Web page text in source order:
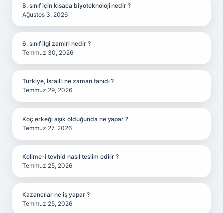
8. sınıf için kısaca biyoteknoloji nedir ?
Ağustos 3, 2026
6. sınıf ilgi zamiri nedir ?
Temmuz 30, 2026
Türkiye, İsrail’i ne zaman tanıdı ?
Temmuz 29, 2026
Koç erkeği aşık olduğunda ne yapar ?
Temmuz 27, 2026
Kelime-i tevhid nasıl teslim edilir ?
Temmuz 25, 2026
Kazancılar ne iş yapar ?
Temmuz 25, 2026